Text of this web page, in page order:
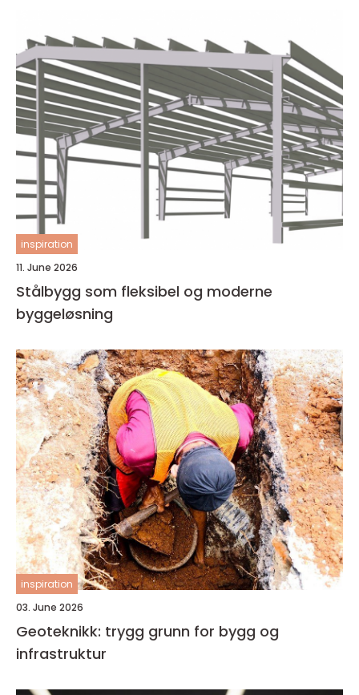
inspiration
11. June 2026
Stålbygg som fleksibel og moderne
byggeløsning
inspiration
03. June 2026
Geoteknikk: trygg grunn for bygg og
infrastruktur